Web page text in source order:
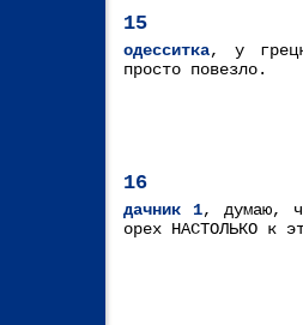
15
одесситка, у
просто повезло.
16
дачник 1, думаю,
орех НАСТОЛЬКО к